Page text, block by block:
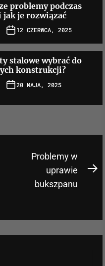
problemy podczas
je rozwiązać
12 CZERWCA, 2025
stalowe wybrać do
konstrukcji?
20 MAJA, 2025
Problemy w
uprawie
bukszpanu